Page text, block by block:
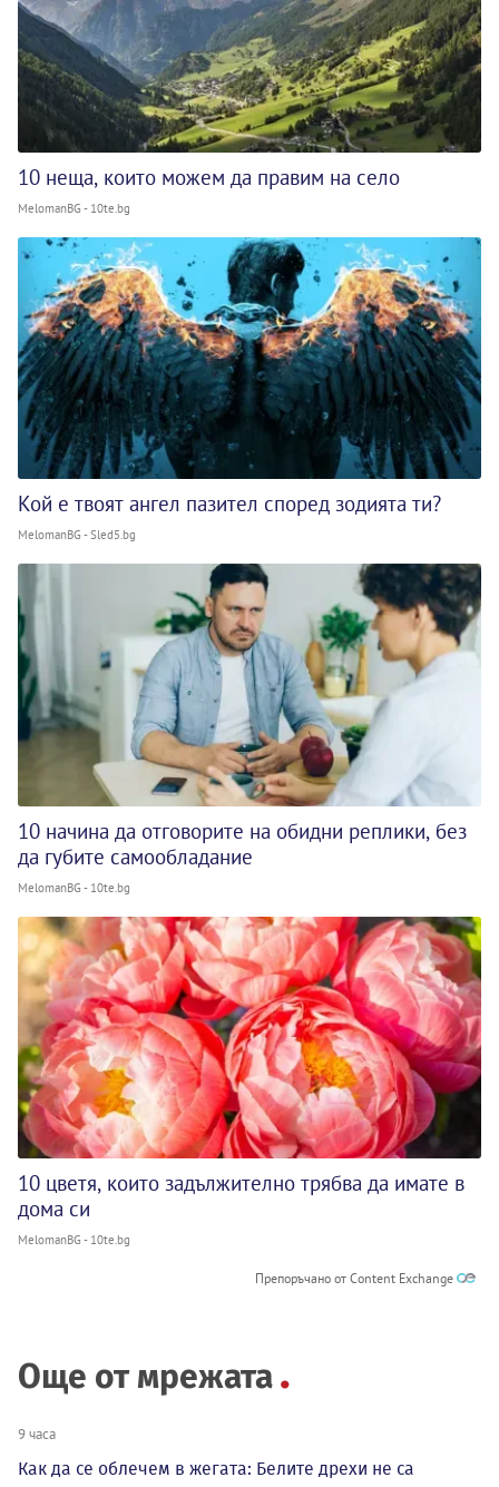
10 неща, които можем да правим на село
MelomanBG - 10te.bg
Кой е твоят ангел пазител според зодията ти?
MelomanBG - Sled5.bg
10 начина да отговорите на обидни реплики, без
да губите самообладание
MelomanBG - 10te.bg
10 цветя, които задължително трябва да имате в
дома си
MelomanBG - 10te.bg
Препоръчано от Content Exchange
Още от мрежата
9 часа
Как да се облечем в жегата: Белите дрехи не са